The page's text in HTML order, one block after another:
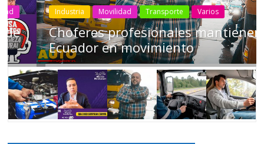
Industria Movilidad Transporte Varios
Choferes profesionales mantienen a
Ecuador en movimiento